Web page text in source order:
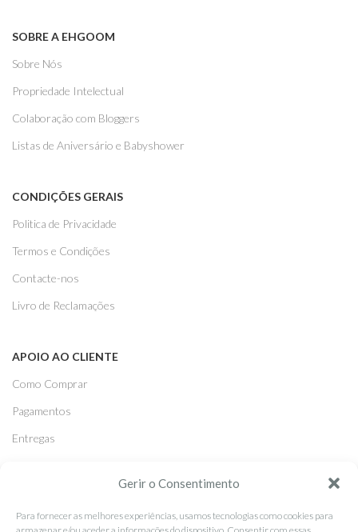
Gerir o Consentimento
Para fornecer as melhores experiências, usamos tecnologias como cookies para
SOBRE A EHGOOM
Sobre Nós
Propriedade Intelectual
Colaboração com Bloggers
Listas de Aniversário e Babyshower
CONDIÇÕES GERAIS
Politica de Privacidade
Termos e Condições
Contacte-nos
Livro de Reclamações
APOIO AO CLIENTE
Como Comprar
Pagamentos
Entregas
SEGUE-NOS